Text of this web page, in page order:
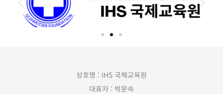
상호명 : IHS 국제교육원
대표자 : 박문숙